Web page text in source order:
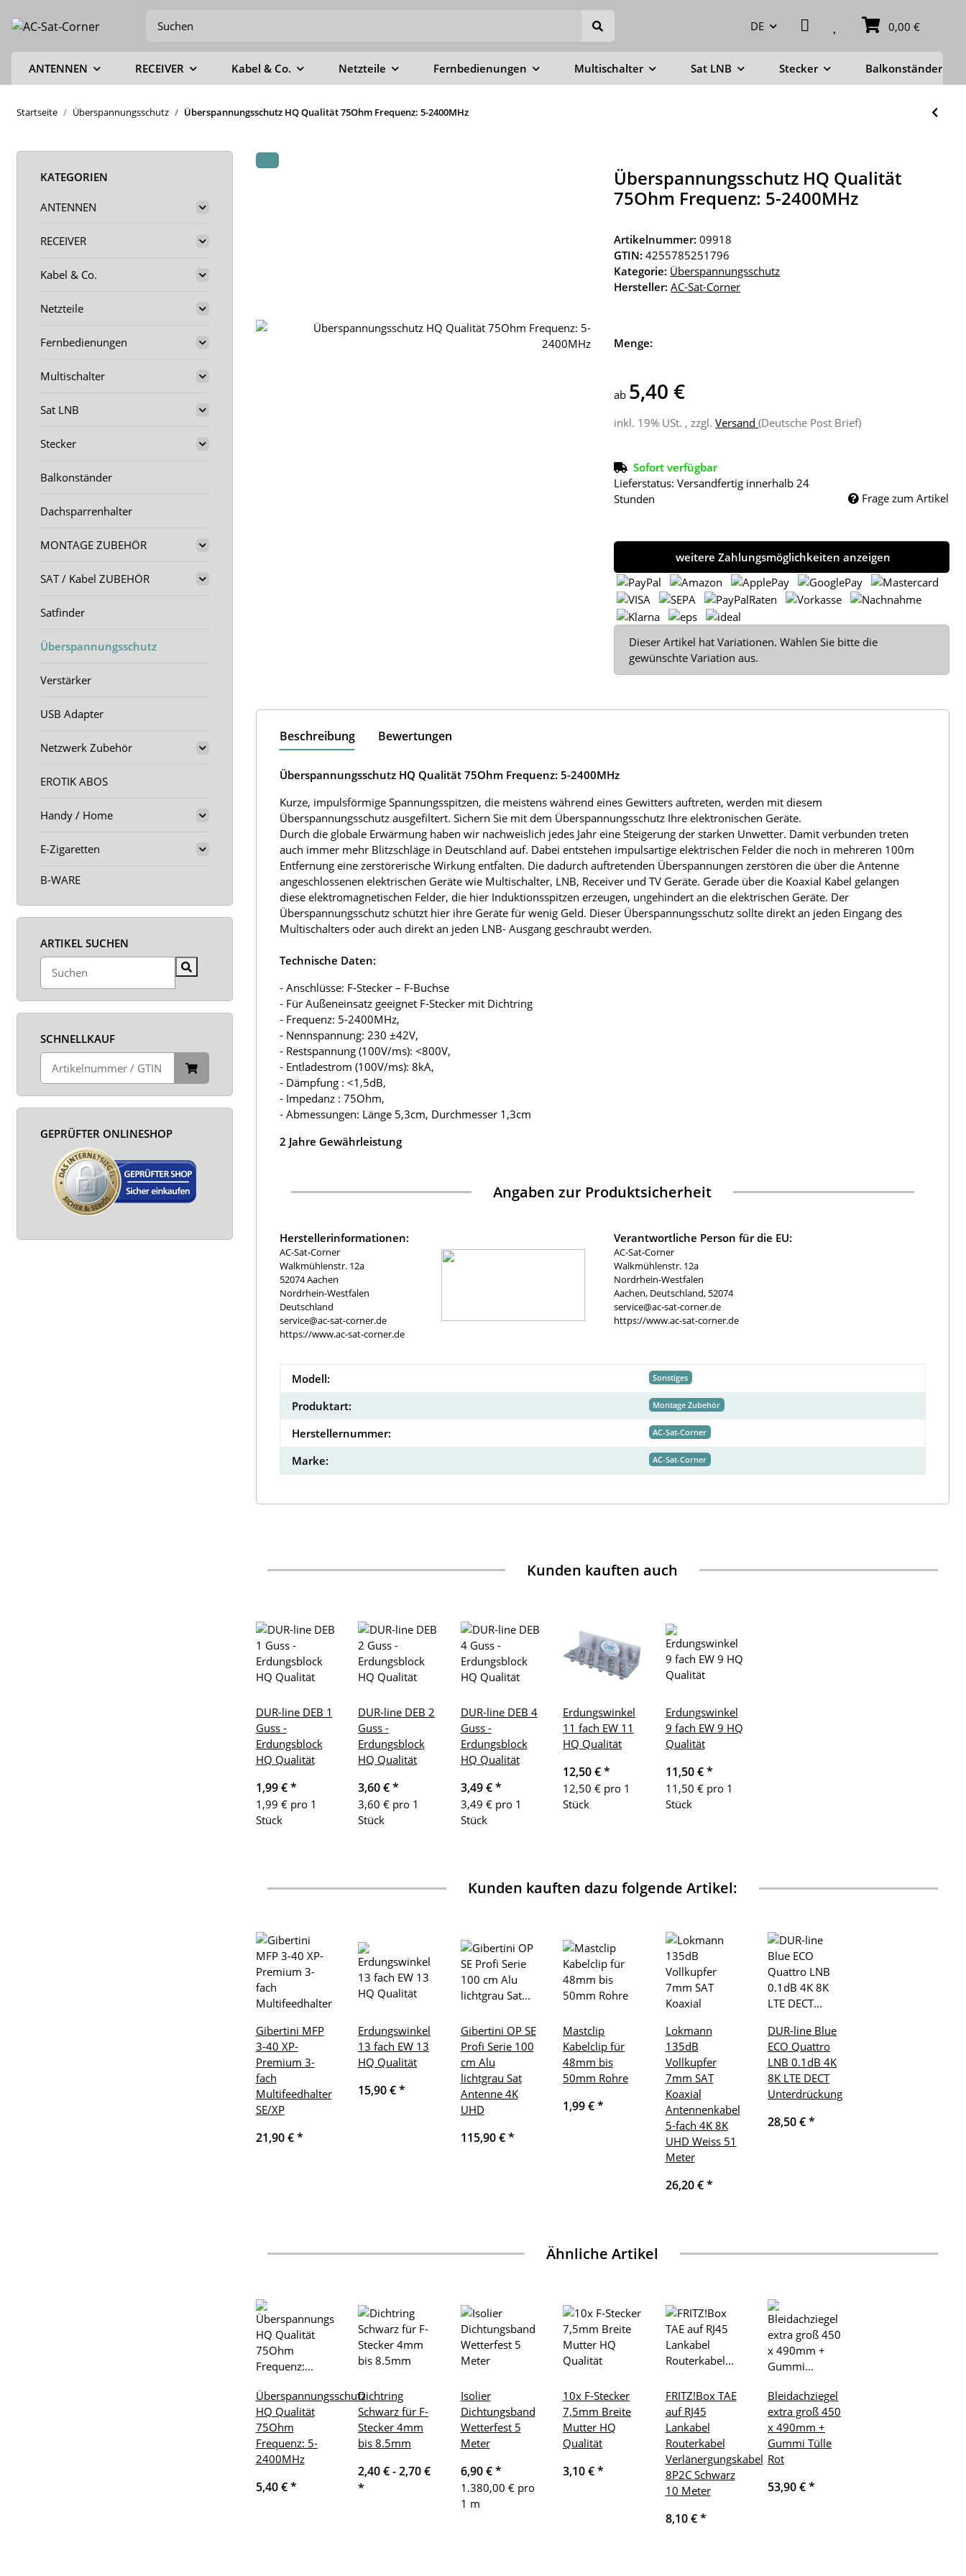
DE 0,00 €
ANTENNEN RECEIVER Kabel & Co. Netzteile Fernbedienungen Multischalter Sat LNB Stecker Balkonständer
Startseite Überspannungsschutz Überspannungsschutz HQ Qualität 75Ohm Frequenz: 5-2400MHz
Überspannungsschutz HQ Qualität
75Ohm Frequenz: 5-2400MHz
Artikelnummer:09918
GTIN: 4255785251796
Kategorie: Überspannungsschutz
Hersteller: AC-Sat-Corner
Menge:
ab 5,40 €
inkl. 19% USt. , zzgl.Versand(Deutsche Post Brief)
Sofort verfügbar
Lieferstatus: Versandfertig innerhalb 24
Stunden
Frage zum Artikel
weitere Zahlungsmöglichkeiten anzeigen
x
Dieser Artikel hat Variationen. Wählen Sie bitte die
gewünschte Variation aus.
Beschreibung Bewertungen
Überspannungsschutz HQ Qualität 75Ohm Frequenz: 5-2400MHz
Kurze, impulsförmige Spannungsspitzen, die meistens während eines Gewitters auftreten, werden mit diesem
Überspannungsschutz ausgefiltert. Sichern Sie mit dem Überspannungsschutz Ihre elektronischen Geräte.
Durch die globale Erwärmung haben wir nachweislich jedes Jahr eine Steigerung der starken Unwetter. Damit verbunden treten
auch immer mehr Blitzschläge in Deutschland auf. Dabei entstehen impulsartige elektrischen Felder die noch in mehreren 100m
Entfernung eine zerstörerische Wirkung entfalten. Die dadurch auftretenden Überspannungen zerstören die über die Antenne
angeschlossenen elektrischen Geräte wie Multischalter, LNB, Receiver und TV Geräte. Gerade über die Koaxial Kabel gelangen
diese elektromagnetischen Felder, die hier Induktionsspitzen erzeugen, ungehindert an die elektrischen Geräte. Der
Überspannungsschutz schützt hier ihre Geräte für wenig Geld. Dieser Überspannungsschutz sollte direkt an jeden Eingang des
Multischalters oder auch direkt an jeden LNB- Ausgang geschraubt werden.
Technische Daten:
- Anschlüsse: F-Stecker – F-Buchse
- Für Außeneinsatz geeignet F-Stecker mit Dichtring
- Frequenz: 5-2400MHz,
- Nennspannung: 230 ±42V,
- Restspannung (100V/ms): <800V,
- Entladestrom (100V/ms): 8kA,
- Dämpfung : <1,5dB,
- Impedanz : 75Ohm,
- Abmessungen: Länge 5,3cm, Durchmesser 1,3cm
2 Jahre Gewährleistung
Angaben zur Produktsicherheit
Herstellerinformationen:
AC-Sat-Corner
Walkmühlenstr. 12a
52074 Aachen
Nordrhein-Westfalen
Deutschland
service@ac-sat-corner.de
https://www.ac-sat-corner.de
Verantwortliche Person für die EU:
AC-Sat-Corner
Walkmühlenstr. 12a
Nordrhein-Westfalen
Aachen, Deutschland, 52074
service@ac-sat-corner.de
https://www.ac-sat-corner.de
Modell: Sonstiges
Produktart: Montage Zubehör
Herstellernummer: AC-Sat-Corner
Marke: AC-Sat-Corner
Kunden kauften auch
DUR-line DEB 1
Guss -
Erdungsblock
HQ Qualität
1,99 €*
1,99 € pro 1
Stück
DUR-line DEB 2
Guss -
Erdungsblock
HQ Qualität
3,60 €*
3,60 € pro 1
Stück
DUR-line DEB 4
Guss -
Erdungsblock
HQ Qualität
3,49 €*
3,49 € pro 1
Stück
Erdungswinkel
11 fach EW 11
HQ Qualität
12,50 €*
12,50 € pro 1
Stück
Erdungswinkel
9 fach EW 9 HQ
Qualität
11,50 €*
11,50 € pro 1
Stück
Kunden kauften dazu folgende Artikel:
Gibertini MFP
3-40 XP-
Premium 3-
fach
Multifeedhalter
SE/XP
21,90 €*
Erdungswinkel
13 fach EW 13
HQ Qualität
15,90 €*
Gibertini OP SE
Profi Serie 100
cm Alu
lichtgrau Sat
Antenne 4K
UHD
115,90 €*
Mastclip
Kabelclip für
48mm bis
50mm Rohre
1,99 €*
Lokmann
135dB
Vollkupfer
7mm SAT
Koaxial
Antennenkabel
5-fach 4K 8K
UHD Weiss 51
Meter
26,20 €*
DUR-line Blue
ECO Quattro
LNB 0.1dB 4K
8K LTE DECT
Unterdrückung
28,50 €*
Ähnliche Artikel
Überspannungsschutz
HQ Qualität
75Ohm
Frequenz: 5-
2400MHz
5,40 €*
Dichtring
Schwarz für F-
Stecker 4mm
bis 8.5mm
2,40 € -2,70 €
*
Isolier
Dichtungsband
Wetterfest 5
Meter
6,90 €*
1.380,00 € pro
1 m
10x F-Stecker
7,5mm Breite
Mutter HQ
Qualität
3,10 €*
FRITZ!Box TAE
auf RJ45
Lankabel
Routerkabel
Verlänergungskabel
8P2C Schwarz
10 Meter
8,10 €*
Bleidachziegel
extra groß 450
x 490mm +
Gummi Tülle
Rot
53,90 €*
KATEGORIEN
ANTENNEN
RECEIVER
Kabel & Co.
Netzteile
Fernbedienungen
Multischalter
Sat LNB
Stecker
Balkonständer
Dachsparrenhalter
MONTAGE ZUBEHÖR
SAT / Kabel ZUBEHÖR
Satfinder
Überspannungsschutz
Verstärker
USB Adapter
Netzwerk Zubehör
EROTIK ABOS
Handy / Home
E-Zigaretten
B-WARE
ARTIKEL SUCHEN
SCHNELLKAUF
GEPRÜFTER ONLINESHOP